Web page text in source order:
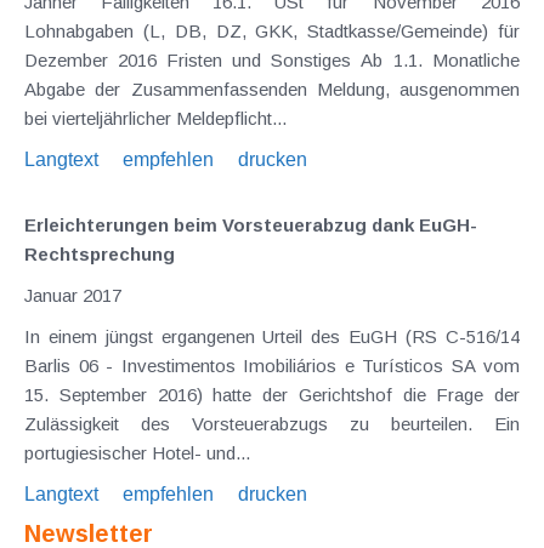
Lohnabgaben (L, DB, DZ, GKK, Stadtkasse/Gemeinde) für
Dezember 2016 Fristen und Sonstiges Ab 1.1. Monatliche
Abgabe der Zusammenfassenden Meldung, ausgenommen
bei vierteljährlicher Meldepflicht...
Langtext
empfehlen drucken
Erleichterungen beim Vorsteuerabzug dank EuGH-
Rechtsprechung
Januar 2017
In einem jüngst ergangenen Urteil des EuGH (RS C-516/14
Barlis 06 - Investimentos Imobiliários e Turísticos SA vom
15. September 2016) hatte der Gerichtshof die Frage der
Zulässigkeit des Vorsteuerabzugs zu beurteilen. Ein
portugiesischer Hotel- und...
Langtext
empfehlen drucken
Newsletter